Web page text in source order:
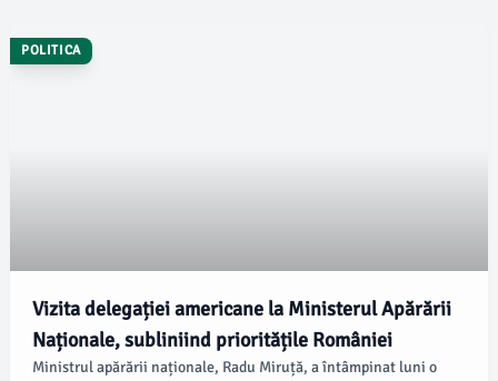
POLITICA
Vizita delegației americane la Ministerul Apărării
Naționale, subliniind prioritățile României
Ministrul apărării naționale, Radu Miruță, a întâmpinat luni o